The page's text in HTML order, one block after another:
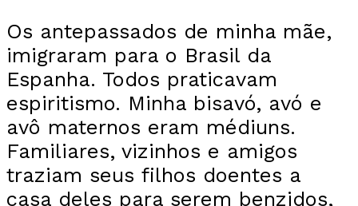
Os antepassados de minha mãe,
imigraram para o Brasil da
Espanha. Todos praticavam
espiritismo. Minha bisavó, avó e
avô maternos eram médiuns.
Familiares, vizinhos e amigos
traziam seus filhos doentes a
casa deles para serem benzidos,